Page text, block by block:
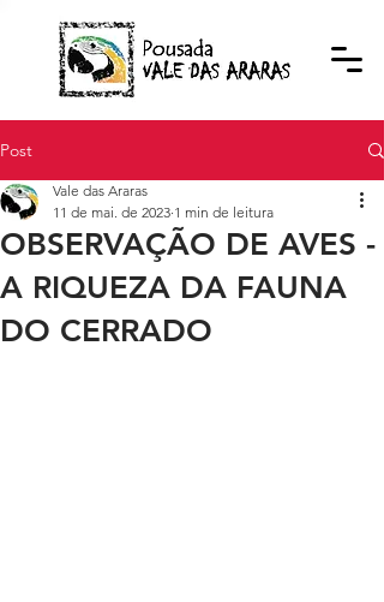
Post
OBSERVAÇÃO DE AVES -
A RIQUEZA DA FAUNA
DO CERRADO
Vale das Araras
11 de mai. de 2023 1 min de leitura